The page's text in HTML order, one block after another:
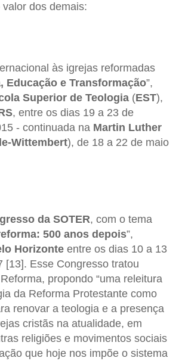
dos demais:
às igrejas reformadas
Educação e Transformação”,
Superior de Teologia (EST),
, entre os dias 19 a 23 de
- continuada na Martin Luther
Wittembert), de 18 a 22 de maio
da SOTER, com o tema
500 anos depois”,
Horizonte entre os dias 10 a 13
[13]. Esse Congresso tratou
propondo “uma releitura
da Reforma Protestante como
renovar a teologia e a presença
cristãs na atualidade, em
religiões e movimentos sociais
que hoje nos impõe o sistema